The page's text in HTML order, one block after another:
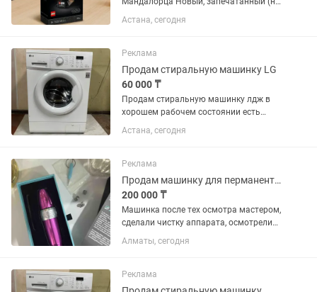
вскрывался) Оригинал LEGO
Коллекционная серия шлемов Star
в 2026, с каждым годом будет
становиться...
Астана, сегодня
Реклама
Продам стиральную машинку LG
60 000 ₸
Продам стиральную машинку лдж в
хорошем рабочем состоянии есть
гарантия и доставка бесплатно
Астана, сегодня
Реклама
Продам машинку для перманентного макияжа, для тату Xion Spectra
200 000 ₸
Машинка после тех осмотра мастером,
сделали чистку аппарата, осмотрели
изнутри, все рабочее Это гарантия
того, что она будет работать ещё долго
эксцентрики в...
Алматы, сегодня
Реклама